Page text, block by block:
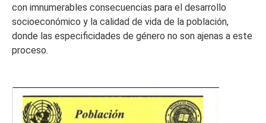
con imnumerables consecuencias para el desarrollo
socioeconómico y la calidad de vida de la población,
donde las especificidades de género no son ajenas a este
proceso.